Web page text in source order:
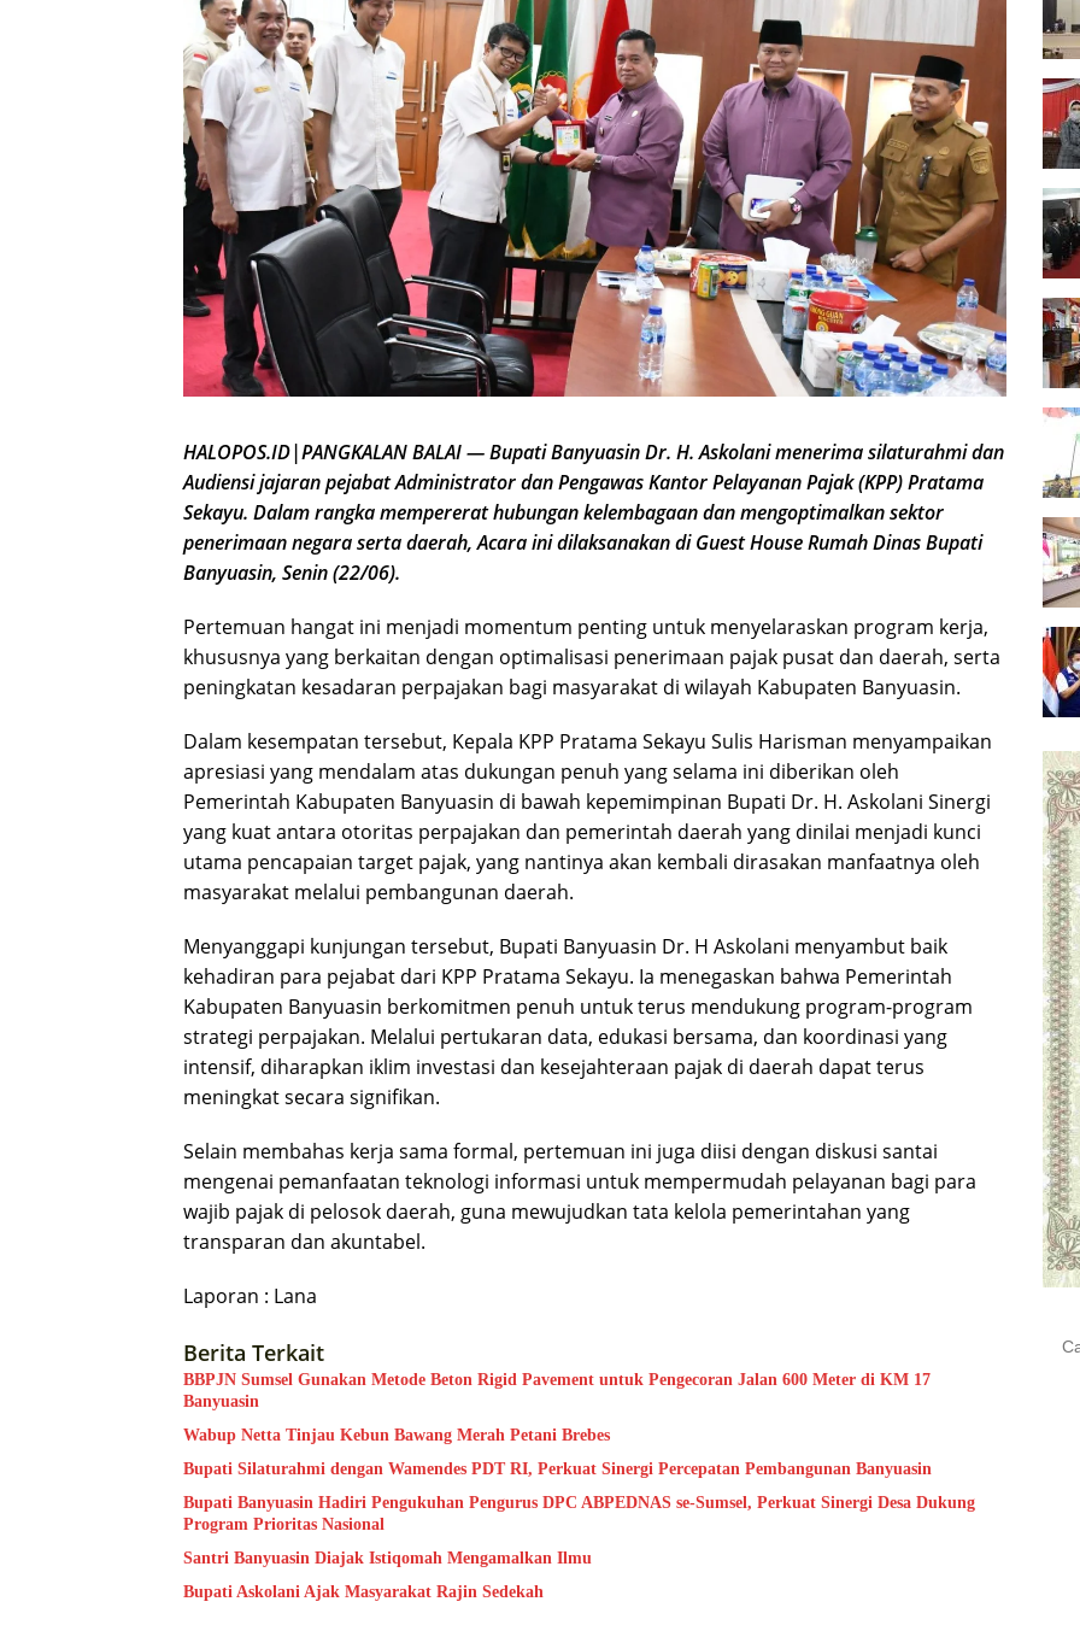
HALOPOS.ID|PANGKALAN BALAI — Bupati Banyuasin Dr. H. Askolani menerima silaturahmi dan
Audiensi jajaran pejabat Administrator dan Pengawas Kantor Pelayanan Pajak (KPP) Pratama
Sekayu. Dalam rangka mempererat hubungan kelembagaan dan mengoptimalkan sektor
penerimaan negara serta daerah, Acara ini dilaksanakan di Guest House Rumah Dinas Bupati
Banyuasin, Senin (22/06).
Pertemuan hangat ini menjadi momentum penting untuk menyelaraskan program kerja,
khususnya yang berkaitan dengan optimalisasi penerimaan pajak pusat dan daerah, serta
peningkatan kesadaran perpajakan bagi masyarakat di wilayah Kabupaten Banyuasin.
Dalam kesempatan tersebut, Kepala KPP Pratama Sekayu Sulis Harisman menyampaikan
apresiasi yang mendalam atas dukungan penuh yang selama ini diberikan oleh
Pemerintah Kabupaten Banyuasin di bawah kepemimpinan Bupati Dr. H. Askolani Sinergi
yang kuat antara otoritas perpajakan dan pemerintah daerah yang dinilai menjadi kunci
utama pencapaian target pajak, yang nantinya akan kembali dirasakan manfaatnya oleh
masyarakat melalui pembangunan daerah.
Menyanggapi kunjungan tersebut, Bupati Banyuasin Dr. H Askolani menyambut baik
kehadiran para pejabat dari KPP Pratama Sekayu. Ia menegaskan bahwa Pemerintah
Kabupaten Banyuasin berkomitmen penuh untuk terus mendukung program-program
strategi perpajakan. Melalui pertukaran data, edukasi bersama, dan koordinasi yang
intensif, diharapkan iklim investasi dan kesejahteraan pajak di daerah dapat terus
meningkat secara signifikan.
Selain membahas kerja sama formal, pertemuan ini juga diisi dengan diskusi santai
mengenai pemanfaatan teknologi informasi untuk mempermudah pelayanan bagi para
wajib pajak di pelosok daerah, guna mewujudkan tata kelola pemerintahan yang
transparan dan akuntabel.
Laporan : Lana
Berita Terkait
BBPJN Sumsel Gunakan Metode Beton Rigid Pavement untuk Pengecoran Jalan 600 Meter di KM 17
Banyuasin
Wabup Netta Tinjau Kebun Bawang Merah Petani Brebes
Bupati Silaturahmi dengan Wamendes PDT RI, Perkuat Sinergi Percepatan Pembangunan Banyuasin
Bupati Banyuasin Hadiri Pengukuhan Pengurus DPC ABPEDNAS se-Sumsel, Perkuat Sinergi Desa Dukung
Program Prioritas Nasional
Santri Banyuasin Diajak Istiqomah Mengamalkan Ilmu
Bupati Askolani Ajak Masyarakat Rajin Sedekah